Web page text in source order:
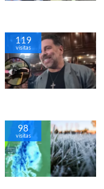
119
visitas
98
visitas